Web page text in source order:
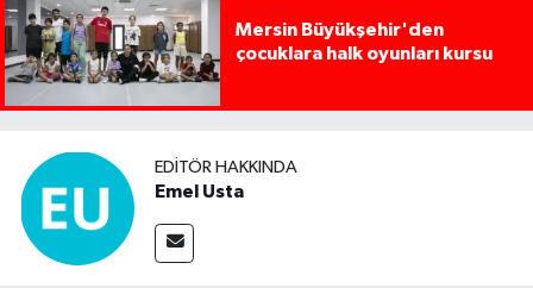
Mersin Büyükşehir'den
çocuklara halk oyunları kursu
EDITÖR HAKKINDA
Emel Usta